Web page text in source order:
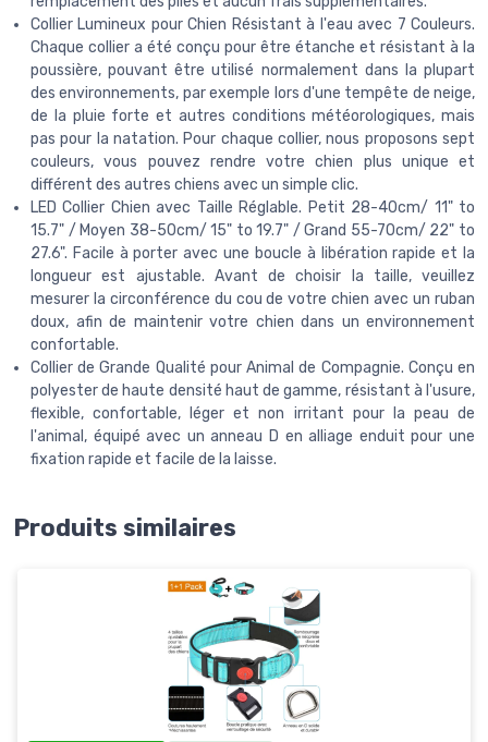
Collier Lumineux pour Chien Résistant à l'eau avec 7 Couleurs.
Chaque collier a été conçu pour être étanche et résistant à la
poussière, pouvant être utilisé normalement dans la plupart
des environnements, par exemple lors d'une tempête de neige,
de la pluie forte et autres conditions météorologiques, mais
pas pour la natation. Pour chaque collier, nous proposons sept
couleurs, vous pouvez rendre votre chien plus unique et
différent des autres chiens avec un simple clic.
LED Collier Chien avec Taille Réglable. Petit 28-40cm/ 11" to
15.7" / Moyen 38-50cm/ 15" to 19.7" / Grand 55-70cm/ 22" to
27.6". Facile à porter avec une boucle à libération rapide et la
longueur est ajustable. Avant de choisir la taille, veuillez
mesurer la circonférence du cou de votre chien avec un ruban
doux, afin de maintenir votre chien dans un environnement
confortable.
Collier de Grande Qualité pour Animal de Compagnie. Conçu en
polyester de haute densité haut de gamme, résistant à l'usure,
flexible, confortable, léger et non irritant pour la peau de
l'animal, équipé avec un anneau D en alliage enduit pour une
fixation rapide et facile de la laisse.
Produits similaires